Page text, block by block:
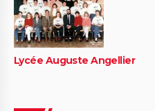
Lycée Auguste Angellier